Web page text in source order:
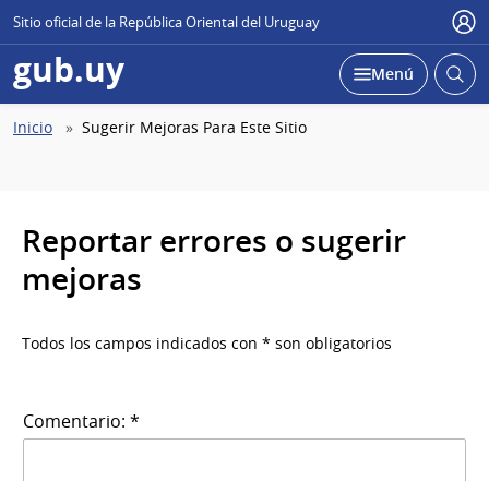
Sitio oficial de la República Oriental del Uruguay
gub.uy Abierta
Desplegar
Menú Abrir
Ruta
Inicio Sugerir Mejoras Para Este Sitio
Reportar errores o sugerir
mejoras
Todos los campos indicados con * son obligatorios
Comentario: *